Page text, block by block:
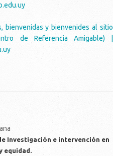
bienvenidas y bienvenides al sitio
de Referencia Amigable) |
Investigación e intervención en
equidad.